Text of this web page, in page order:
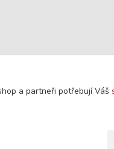
a partneři potřebují Váš